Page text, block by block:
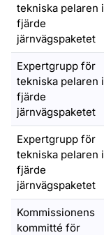
tekniska pelaren i
fjärde
järnvägspaketet
Expertgrupp för
tekniska pelaren i
fjärde
järnvägspaketet
Expertgrupp för
tekniska pelaren i
fjärde
järnvägspaketet
Kommissionens
kommitté för